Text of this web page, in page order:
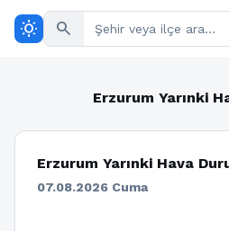
wb_sunny search
Erzurum Yarınki
Erzurum Yarınki Hava
07.08.2026 Cuma